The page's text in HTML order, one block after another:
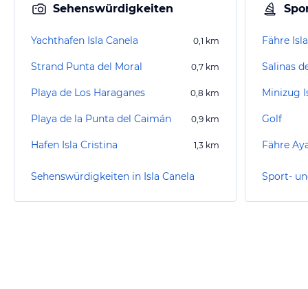
Sehenswürdigkeiten
Yachthafen Isla Canela 0,1 km
Strand Punta del Moral 0,7 km
Playa de Los Haraganes 0,8 km
Playa de la Punta del Caimán 0,9 km
Hafen Isla Cristina 1,3 km
Sehenswürdigkeiten in Isla Canela
Fähre
Salinas
Minizug
Golf
Fähre